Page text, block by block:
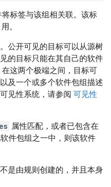
将标签与该组相关联。该标
。
公开可见的目标可以从源树
的目标只能在其自己的软件
这两个极端之间，目标可
及一个或多个软件包组描述
见性系统，请参阅 可见性
属性匹配，或者已包含在
件包组之一中，则该软件
是由规则创建的，并且本身